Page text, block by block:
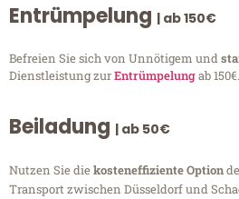
Entrümpelung | ab 150€
Befreien Sie sich von Unnötigem und
Dienstleistung zurEntrümpelungab 150€.
Beiladung | ab 50€
Nutzen Sie diekosteneffiziente Option
Transport zwischen Düsseldorf und